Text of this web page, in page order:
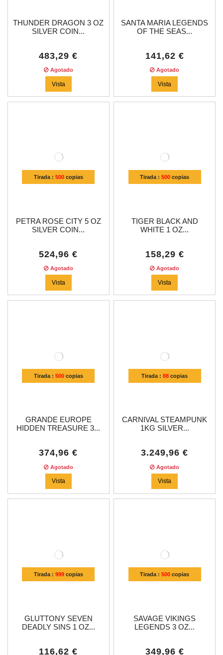
THUNDER DRAGON 3 OZ
SILVER COIN...
483,29 €
Agotado
Vista
SANTA MARIA LEGENDS
OF THE SEAS...
141,62 €
Agotado
Vista
Tirada : 500copias
PETRA ROSE CITY 5 OZ
SILVER COIN...
524,96 €
Agotado
Vista
Tirada :500 copias
TIGER BLACK AND
WHITE 1 OZ...
158,29 €
Agotado
Vista
Tirada : 500copias
GRANDE EUROPE
HIDDEN TREASURE 3...
374,96 €
Agotado
Vista
Tirada :88 copias
CARNIVAL STEAMPUNK
1KG SILVER...
3.249,96 €
Agotado
Vista
Tirada : 999copias
GLUTTONY SEVEN
DEADLY SINS 1 OZ...
116,62 €
Tirada :500 copias
SAVAGE VIKINGS
LEGENDS 3 OZ...
349,96 €